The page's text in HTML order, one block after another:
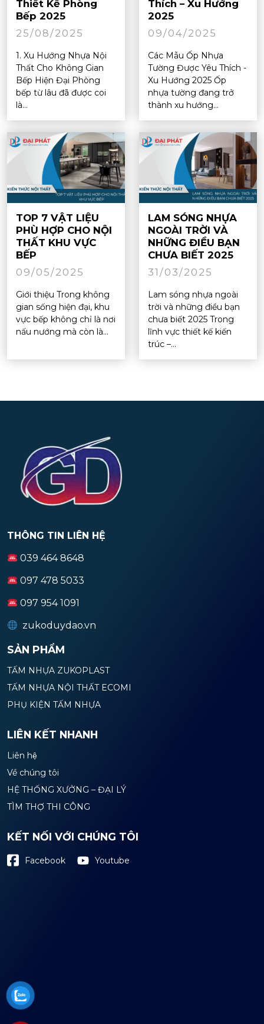
Thiết Kế Phòng
Bếp 2025
25/08/2025
1. Xu Hướng Nhựa Nội
Thất Cho Không Gian
Bếp Hiện Đại Phòng
bếp từ lâu đã được coi
là...
Thích – Xu Hướng
2025
09/04/2025
Các Mẫu Ốp Nhựa
Tường Được Yêu Thích -
Xu Hướng 2025 Ốp
nhựa tường đang trở
thành xu hướng...
TOP 7 VẬT LIỆU
PHÙ HỢP CHO NỘI
THẤT KHU VỰC
BẾP
09/05/2025
Giới thiệu Trong không
gian sống hiện đại, khu
vực bếp không chỉ là nơi
nấu nướng mà còn là...
LAM SÓNG NHỰA
NGOÀI TRỜI VÀ
NHỮNG ĐIỀU BẠN
CHƯA BIẾT 2025
31/03/2025
Lam sóng nhựa ngoài
trời và những điều bạn
chưa biết 2025 Trong
lĩnh vực thiết kế kiến
trúc –...
THÔNG TIN LIÊN HỆ
039 464 8648
097 478 5033
097 954 1091
zukoduydao.vn
SẢN PHẨM
TẤM NHỰA ZUKOPLAST
TẤM NHỰA NỘI THẤT ECOMI
PHỤ KIỆN TẤM NHỰA
LIÊN KẾT NHANH
Liên hệ
Về chúng tôi
HỆ THỐNG XƯỞNG – ĐẠI LÝ
TÌM THỢ THI CÔNG
KẾT NỐI VỚI CHÚNG TÔI
Facebook Youtube